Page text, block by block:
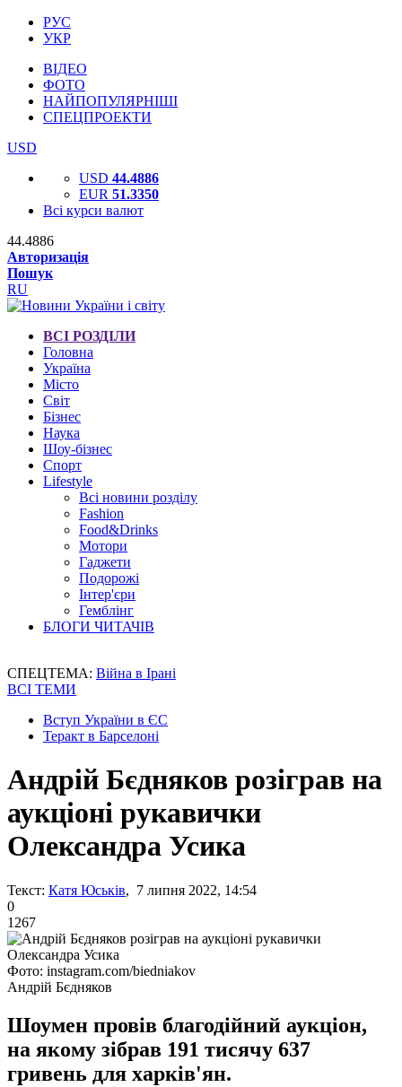
РУС
УКР
ВІДЕО
ФОТО
НАЙПОПУЛЯРНІШІ
СПЕЦПРОЕКТИ
USD
USD 44.4886
EUR 51.3350
Всі курси валют
44.4886
Авторизація
Пошук
RU
ВСІ РОЗДІЛИ
Головна
Україна
Місто
Світ
Бізнес
Наука
Шоу-бізнес
Спорт
Lifestyle
Всі новини розділу
Fashion
Food&Drinks
Мотори
Гаджети
Подорожі
Інтер'єри
Гемблінг
БЛОГИ ЧИТАЧІВ
СПЕЦТЕМА: Війна в Ірані
ВСІ ТЕМИ
Вступ України в ЄС
Теракт в Барселоні
Андрій Бєдняков розіграв на
аукціоні рукавички
Олександра Усика
Текст: Катя Юськів, 7 липня 2022, 14:54
0
1267
Фото: instagram.com/biedniakov
Андрій Бєдняков
Шоумен провів благодійний аукціон,
на якому зібрав 191 тисячу 637
гривень для харків'ян.